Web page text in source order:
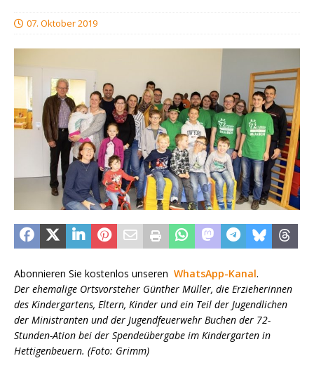
07. Oktober 2019
Abonnieren Sie kostenlos unseren WhatsApp-Kanal.
Der ehemalige Ortsvorsteher Günther Müller, die Erzieherinnen
des Kindergartens, Eltern, Kinder und ein Teil der Jugendlichen
der Ministranten und der Jugendfeuerwehr Buchen der 72-
Stunden-Ation bei der Spendeübergabe im Kindergarten in
Hettigenbeuern. (Foto: Grimm)